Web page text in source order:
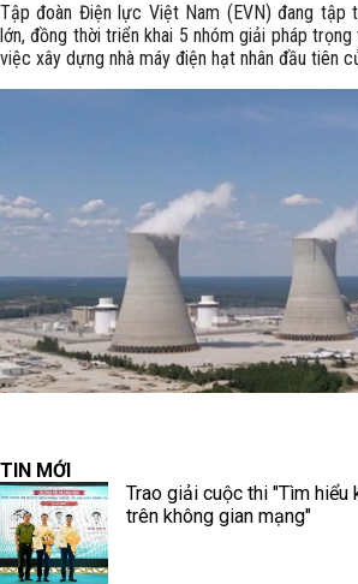
Tập đoàn Điện lực Việt Nam (EVN) đang tập
lớn, đồng thời triển khai 5 nhóm giải pháp
việc xây dựng nhà máy điện hạt nhân đầu tiên
TIN MỚI
Trao giải cuộc thi "Tìm
trên không gian mạng"